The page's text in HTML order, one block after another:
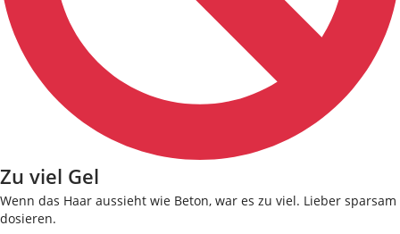
Zu viel Gel
Wenn das Haar aussieht wie Beton, war es zu viel. Lieber sparsam
dosieren.